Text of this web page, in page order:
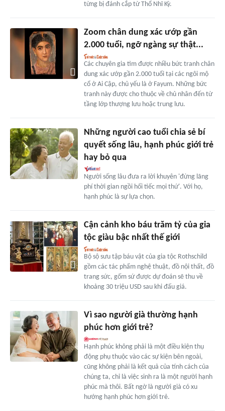
từng bị đánh cắp từ Thổ Nhĩ Kỳ.
Zoom chân dung xác ướp gần
2.000 tuổi, ngỡ ngàng sự thật...
Các chuyên gia tìm được nhiều bức tranh chân
dung xác ướp gần 2.000 tuổi tại các ngôi mộ
cổ ở Ai Cập, chủ yếu là ở Fayum. Những bức
tranh này được cho thuộc về chủ nhân đến từ
tầng lớp thượng lưu hoặc trung lưu.
Những người cao tuổi chia sẻ bí
quyết sống lâu, hạnh phúc giới trẻ
hay bỏ qua
Người sống lâu đưa ra lời khuyên 'đừng lãng
phí thời gian ngồi hối tiếc mọi thứ'. Với họ,
hạnh phúc là sự lựa chọn.
Cận cảnh kho báu trăm tỷ của gia
tộc giàu bậc nhất thế giới
Bộ sộ sưu tập báu vật của gia tộc Rothschild
gồm các tác phẩm nghệ thuật, đồ nội thất, đồ
trang sức, gốm sứ được dự đoán sẽ thu về
khoảng 30 triệu USD sau khi đấu giá.
Vì sao người già thường hạnh
phúc hơn giới trẻ?
Hạnh phúc không phải là một điều kiện thụ
động phụ thuộc vào các sự kiện bên ngoài,
cũng không phải là kết quả của tính cách của
chúng ta, chỉ là việc sinh ra là một người hạnh
phúc mà thôi. Bất ngờ là người già có xu
hướng hạnh phúc hơn giới trẻ.